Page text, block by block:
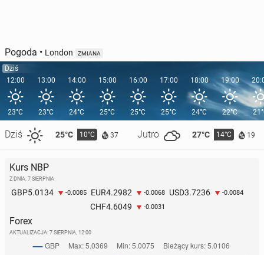
Pogoda • London ZMIANA
Dziś
12:00
23°C
Dziś 25°C 10°C 37 Jutro 27°C 14°C 19
13:00
23°C
14:00
24°C
15:00
25°C
16:00
25°C
17:00
25°C
18:00
24°C
19:00
22°C
Kurs NBP
Z DNIA: 7 SIERPNIA
GBP5.0134 -0.0085 EUR4.2982 -0.0068 USD3.7236 -0.0084
CHF4.6049 -0.0031
Forex
AKTUALIZACJA: 7 SIERPNIA, 12:00